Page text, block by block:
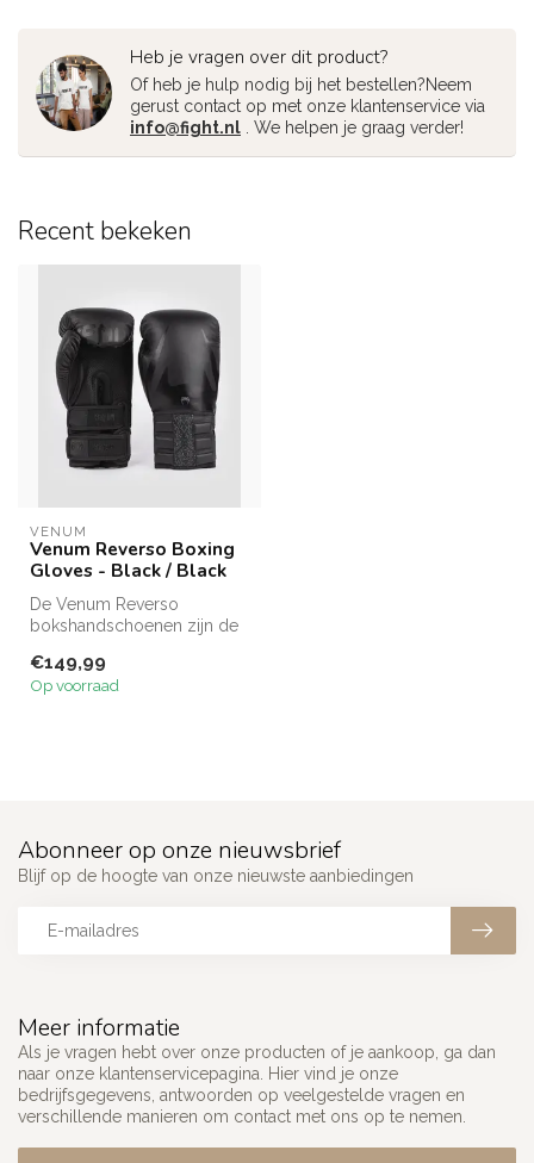
Heb je vragen over dit product?
Of heb je hulp nodig bij het bestellen?Neem
gerust contact op met onze klantenservice via
info@fight.nl . We helpen je graag verder!
Recent bekeken
VENUM
Venum Reverso Boxing
Gloves - Black / Black
De Venum Reverso
bokshandschoenen zijn de
en funct...
€149,99
Op voorraad
Meer informatie
Als je vragen hebt over onze producten of je aankoop, ga dan
naar onze klantenservicepagina. Hier vind je onze
bedrijfsgegevens, antwoorden op veelgestelde vragen en
verschillende manieren om contact met ons op te nemen.
Abonneer op onze nieuwsbrief
Blijf op de hoogte van onze nieuwste aanbiedingen